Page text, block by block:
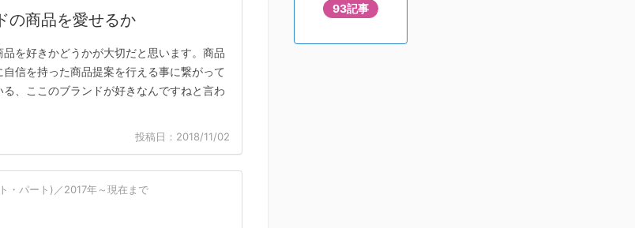
の商品を愛せるか
を好きかどうかが大切だと思います。商品
信を持った商品提案を行える事に繋がって
、ここのブランドが好きなんですねと言わ
投稿日：2018/11/02
・パート)／2017年～現在まで
93記事